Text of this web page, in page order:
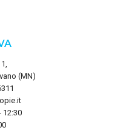
(MN)
12:30